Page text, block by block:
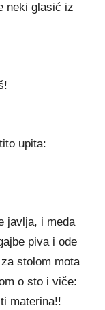
neki glasić iz
upita:
javlja, i meda
piva i ode
stolom mota
o sto i viče:
materina!!